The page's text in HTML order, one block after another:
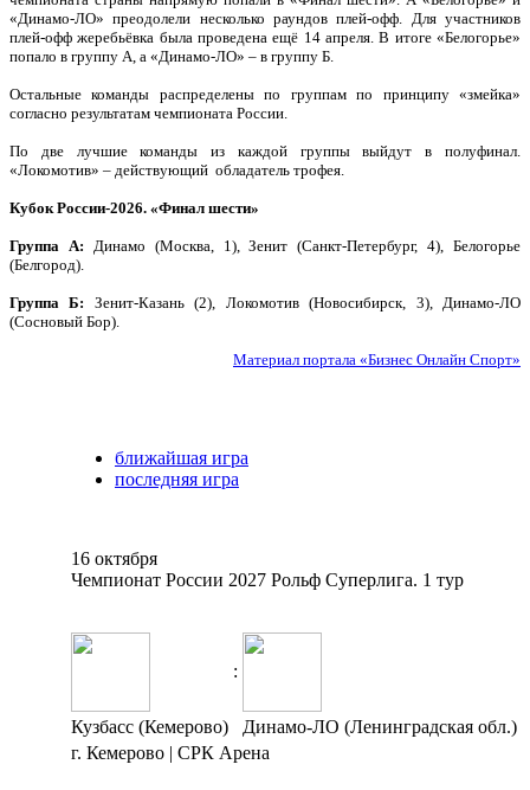
«Динамо-ЛО» преодолели несколько раундов плей-офф. Для участников
плей-офф жеребьёвка была проведена ещё 14 апреля. В итоге «Белогорье»
попало в группу А, а «Динамо-ЛО» – в группу Б.
Остальные команды распределены по группам по принципу «змейка»
согласно результатам чемпионата России.
По две лучшие команды из каждой группы выйдут в полуфинал.
«Локомотив» – действующий обладатель трофея.
Кубок России-2026. «Финал шести»
Группа А: Динамо (Москва, 1), Зенит (Санкт-Петербург, 4), Белогорье
(Белгород).
Группа Б: Зенит-Казань (2), Локомотив (Новосибирск, 3), Динамо-ЛО
(Сосновый Бор).
Материал портала «Бизнес Онлайн Спорт»
ближайшая игра
последняя игра
16 октября
Чемпионат России 2027 Рольф Суперлига. 1 тур
:
Кузбасс (Кемерово)
Динамо-ЛО (Ленинградская обл.)
г. Кемерово | СРК Арена